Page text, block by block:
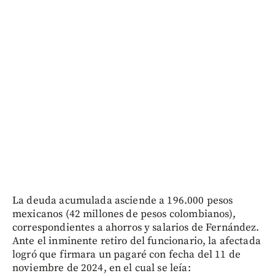
La deuda acumulada asciende a 196.000 pesos
mexicanos (42 millones de pesos colombianos),
correspondientes a ahorros y salarios de Fernández.
Ante el inminente retiro del funcionario, la afectada
logró que firmara un pagaré con fecha del 11 de
noviembre de 2024, en el cual se leía: